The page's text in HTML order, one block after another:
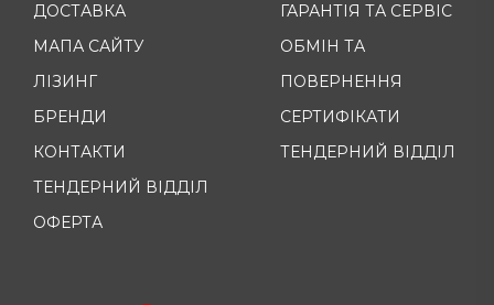
ДОСТАВКА
МАПА САЙТУ
ЛІЗИНГ
БРЕНДИ
КОНТАКТИ
ТЕНДЕРНИЙ ВІДДІЛ
ОФЕРТА
ГАРАНТІЯ ТА СЕРВІС
ОБМІН ТА
ПОВЕРНЕННЯ
СЕРТИФІКАТИ
ТЕНДЕРНИЙ ВІДДІЛ